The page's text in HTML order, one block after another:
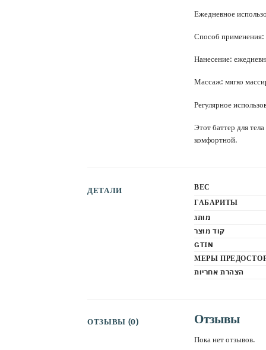
Ежедневное
Способ применения:
Нанесение:
Массаж: мягко
Регулярное
Этот баттер для
комфортной.
ДЕТАЛИ ВЕС
ГАБАРИТЫ
מותג
קוד מוצר
GTIN
МЕРЫ
הצהרת אחריות
ОТЗЫВЫ (0) Отзывы
Пока нет отзывов.